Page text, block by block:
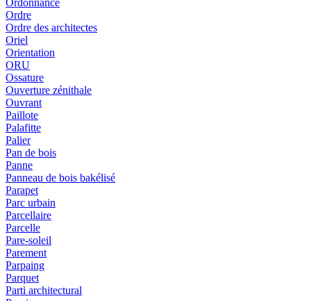
Ordonnance
Ordre
Ordre des architectes
Oriel
Orientation
ORU
Ossature
Ouverture zénithale
Ouvrant
Paillote
Palafitte
Palier
Pan de bois
Panne
Panneau de bois bakélisé
Parapet
Parc urbain
Parcellaire
Parcelle
Pare-soleil
Parement
Parpaing
Parquet
Parti architectural